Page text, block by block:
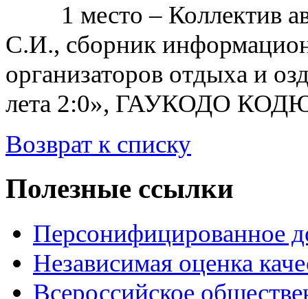
1 место – Коллектив
С.И., сборник
организаторов отдыха и
лета 2:0», ГАУКОДО
Возврат к списку
Полезные ссылки
Персонифицированное
Независимая оценка
Всероссийское